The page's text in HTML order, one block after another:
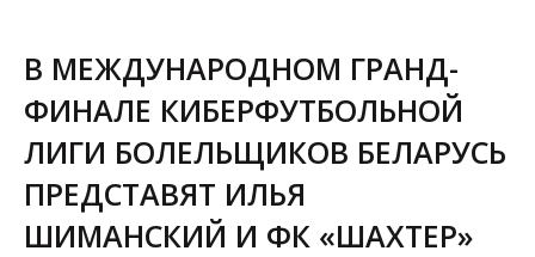
В МЕЖДУНАРОДНОМ ГРАНД-
ФИНАЛЕ КИБЕРФУТБОЛЬНОЙ
ЛИГИ БОЛЕЛЬЩИКОВ БЕЛАРУСЬ
ПРЕДСТАВЯТ ИЛЬЯ
ШИМАНСКИЙ И ФК «ШАХТЕР»